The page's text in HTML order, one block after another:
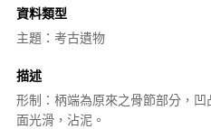
資料類型
主題：考古遺物
描述
形制：柄端為原來之骨節部分，
面光滑，沾泥。